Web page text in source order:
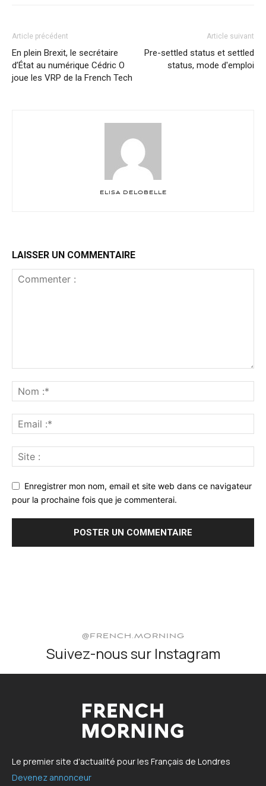
Article précédent
En plein Brexit, le secrétaire
d’État au numérique Cédric O
joue les VRP de la French Tech
Article suivant
Pre-settled status et settled
status, mode d'emploi
ELISA DELOBELLE
LAISSER UN COMMENTAIRE
Enregistrer mon nom, email et site web dans ce navigateur
pour la prochaine fois que je commenterai.
@FRENCH.MORNING
Suivez-nous sur Instagram
Le premier site d'actualité pour les Français de Londres
Devenez annonceur